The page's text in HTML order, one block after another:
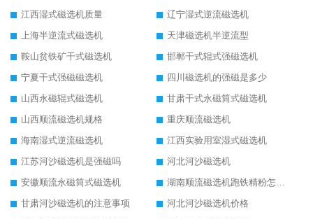
江西湿式磁选机质量
辽宁湿式逆流磁选机
上海半逆流式磁选机
天津磁选机半逆流型
鞍山贫铁矿干式磁选机
邯郸干式辊式强磁选机
宁夏干式强磁磁选机
四川磁选机的强磁是多少
山西永磁辊式磁选机
甘肃干式永磁筒式磁选机
山西顺流磁选机规格
重庆顺流磁选机
海南湿式逆流磁选机
江西实验用室湿式磁选机
江苏河沙磁选机是强磁吗
河北河沙磁选机
安徽顺流永磁筒式磁选机
湖南顺流磁选机跑铁精粉怎么处理
甘肃河沙磁选机的注意事项
河北河沙磁选机价格